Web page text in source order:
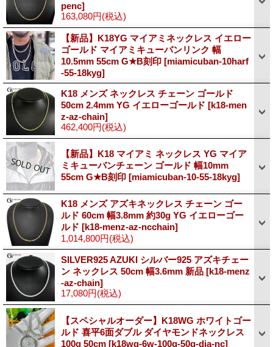
penc]
163,080円(税込)
【新品】K18YG マイアミネックレス イエロー
ゴールド マイアミキューバンリンク 幅
10.5mm 55cm G★B刻印 [miamicuban-10harf
-55-18kyg]
K18 メンズ ネックレス チェーン ゴールド
50cm 2.4mm YG イエローゴールド [k18-men
z-az-chain]
462,400円(税込)
【新品】K18 マイアミ ネックレス YG マイア
ミキューバンチェーン ゴールド 幅10mm
55cm G★B刻印 [miamicuban-10-55-18kyg]
K18 メンズ アズキネックレス チェーン ゴー
ルド 60cm 幅3.8mm 約30g YG イエローゴー
ルド [k18-menz-az-ncchain]
1,014,800円(税込)
SILVER925 AZUKI シルバー925 アズキチェー
ン ネックレス 50cm 幅3.6mm 新品 [k18-menz
-az-chain]
17,080円(税込)
【スペシャルオーダー】K18WG ホワイトゴー
ルド 喜平6面ダブル ダイヤモンドネックレス
100g 50cm [k18wg-6w-100g-50g-dia-nc]